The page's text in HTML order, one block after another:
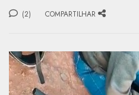
(2) COMPARTILHAR